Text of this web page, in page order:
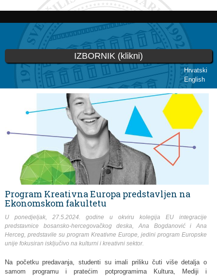
Skoči
glavni
sadržaj
Hrvatski
English
IZBORNIK (klikni)
Vi ste ovdje
Program Kreativna Europa predstavljen na
Ekonomskom fakultetu
U ponedjeljak, 27.5.2024. godine u okviru kolegija EU integracije
predstavnice bosansko-hercegovačkog deska, Ana Bogdanović i Ana
Herceg, predstavile su program Kreativne Europe, jedini program Europske
unije fokusiran isključivo na kulturni i kreativni sektor.
Na početku predavanja, studenti su imali priliku čuti više detalja o
samom programu i pratećim potprogramima Kultura, Mediji i